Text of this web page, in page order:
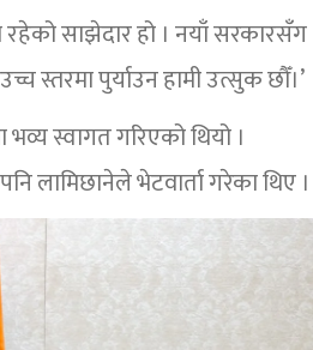
रहेको साझेदार हो । नयाँ सरकारसँग
स्तरमा पुर्याउन हामी उत्सुक छौँ।’
स्वागत गरिएको थियो ।
लामिछानेले भेटवार्ता गरेका थिए ।